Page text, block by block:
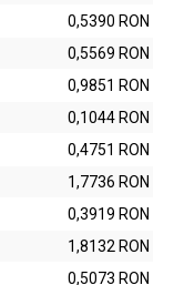
0,5390 RON
0,5569 RON
0,9851 RON
0,1044 RON
0,4751 RON
1,7736 RON
0,3919 RON
1,8132 RON
0,5073 RON